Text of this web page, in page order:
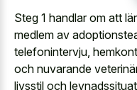
Steg 1 handlar om att
medlem av
telefonintervju,
och nuvarande
livsstil och